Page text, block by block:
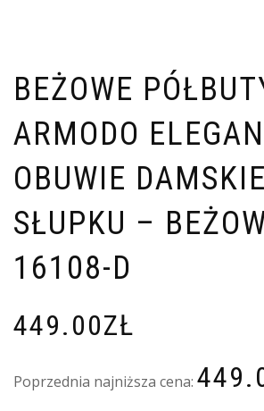
BEŻOWE
ARMODO
OBUWIE
SŁUPKU –
16108-D
449.00ZŁ
Poprzednia najniższa cena: